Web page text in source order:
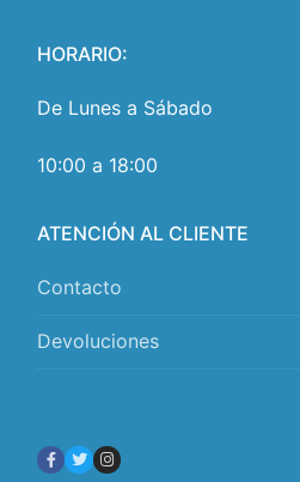
HORARIO:
De Lunes a Sábado
10:00 a 18:00
ATENCIÓN AL CLIENTE
Contacto
Devoluciones